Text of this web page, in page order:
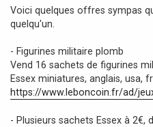
Voici quelques offres sympas
quelqu'un.
- Figurines militaire plomb
Vend 16 sachets de figurines
Essex miniatures, anglais, usa,
https://www.leboncoin.fr/ad/
- Plusieurs sachets Essex à 2€,